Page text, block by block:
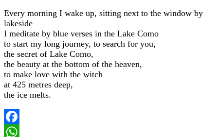
Every morning I wake up, sitting next to the window by
lakeside
I meditate by blue verses in the Lake Como
to start my long journey, to search for you,
the secret of Lake Como,
the beauty at the bottom of the heaven,
to make love with the witch
at 425 metres deep,
the ice melts.
Facebook